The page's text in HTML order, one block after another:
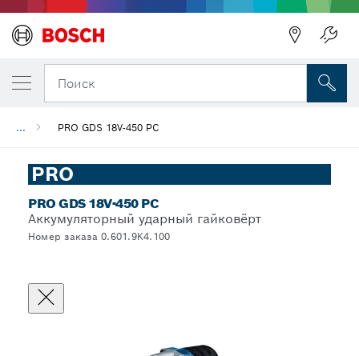
Поиск
... PRO GDS 18V-450 PC
PRO
PRO GDS 18V-450 PC
Аккумуляторный ударный гайковёрт
Номер заказа 0.601.9K4.100